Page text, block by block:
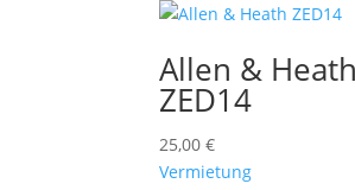
Allen & Heath
ZED14
25,00€
Vermietung